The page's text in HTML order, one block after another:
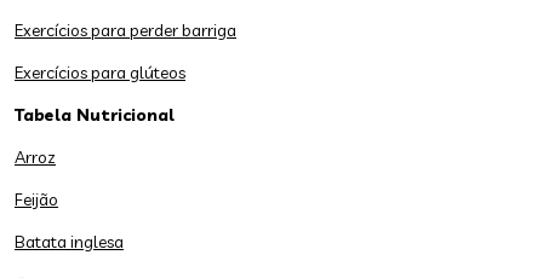
Exercícios para perder barriga
Exercícios para glúteos
Tabela Nutricional
Arroz
Feijão
Batata inglesa